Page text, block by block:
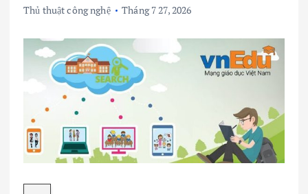
Thủ thuật công nghệ Tháng 7 27, 2026